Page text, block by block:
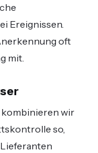
Ereignissen.
oft
mit.
kombinieren wir
so,